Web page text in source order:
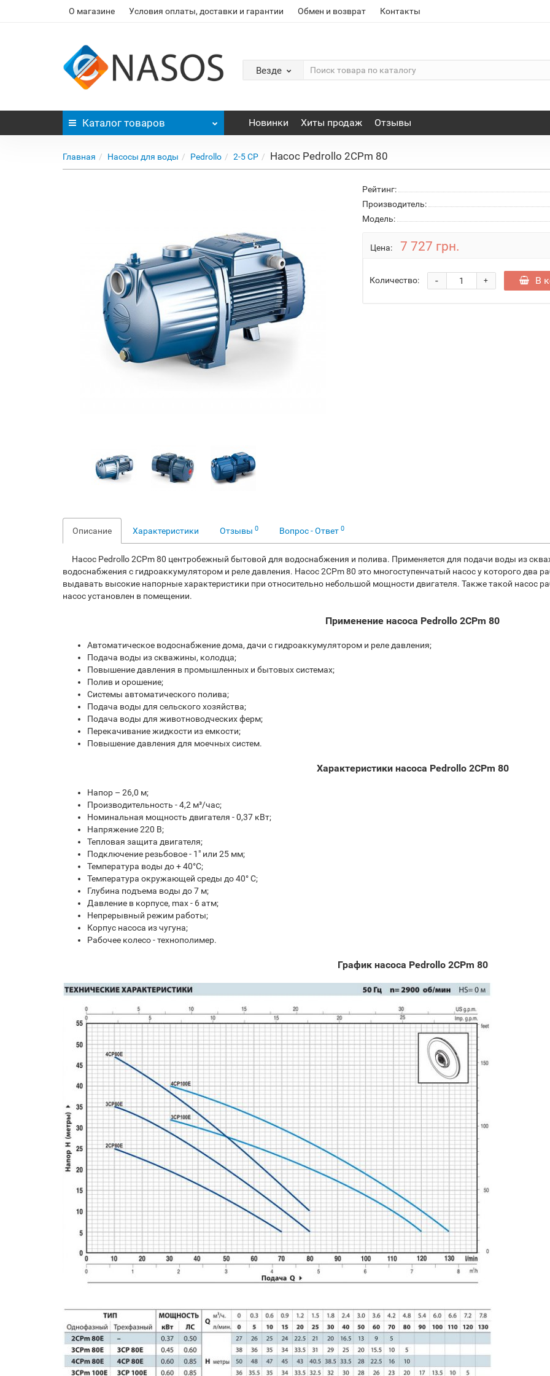
О магазине Условия оплаты, доставки и гарантии Обмен и возврат Контакты
Везде
Каталог товаров Новинки Хиты продаж Отзывы
Главная Насосы для воды Pedrollo 2-5 CP Насос Pedrollo 2CPm 80
Рейтинг:
Производитель:
Модель:
Цена: 7 727 грн.
Количество: +
- В
Описание Характеристики Отзывы 0 Вопрос - Ответ 0
Насос Pedrollo 2CPm 80 центробежный бытовой для водоснабжения и полива. Применяется для подачи воды из
водоснабжения с гидроаккумулятором и реле давления. Насос 2CPm 80 это многоступенчатый насос у которого два
выдавать высокие напорные характеристики при относительно небольшой мощности двигателя. Также такой насос
насос установлен в помещении.
Применение насоса Pedrollo 2CPm 80
Автоматическое водоснабжение дома, дачи с гидроаккумулятором и реле давления;
Подача воды из скважины, колодца;
Повышение давления в промышленных и бытовых системах;
Полив и орошение;
Системы автоматического полива;
Подача воды для сельского хозяйства;
Подача воды для животноводческих ферм;
Перекачивание жидкости из емкости;
Повышение давления для моечных систем.
Характеристики насоса Pedrollo 2CPm 80
Напор – 26,0 м;
Производительность - 4,2 м³/час;
Номинальная мощность двигателя - 0,37 кВт;
Напряжение 220 В;
Тепловая защита двигателя;
Подключение резьбовое - 1" или 25 мм;
Температура воды до + 40°С;
Температура окружающей среды до 40° С;
Глубина подъема воды до 7 м;
Давление в корпусе, max - 6 атм;
Непрерывный режим работы;
Корпус насоса из чугуна;
Рабочее колесо - технополимер.
График насоса Pedrollo 2CPm 80